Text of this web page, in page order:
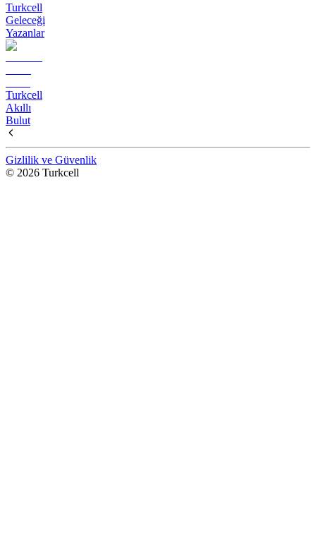
Turkcell
Geleceği
Yazanlar
Turkcell
Akıllı
Bulut
Gizlilik ve Güvenlik
© 2026 Turkcell